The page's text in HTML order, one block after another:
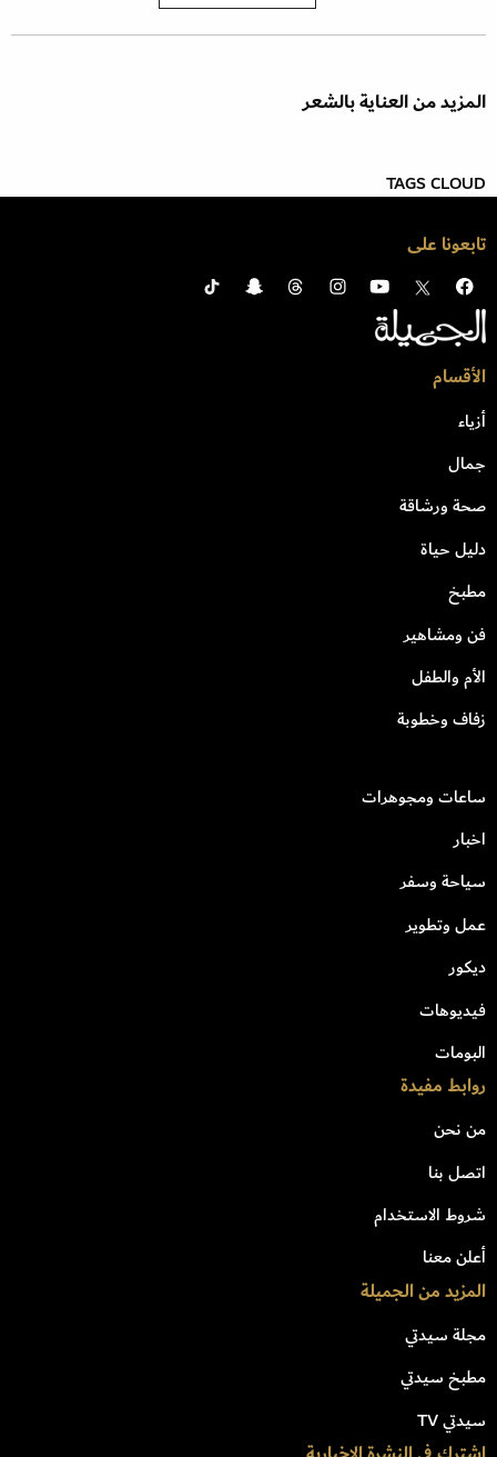
المزيد من العناية بالشعر
TAGS CLOUD
تابعونا على
الأقسام
أزياء
جمال
صحة ورشاقة
دليل حياة
مطبخ
فن ومشاهير
الأم والطفل
زفاف وخطوبة
ساعات ومجوهرات
اخبار
سياحة وسفر
عمل وتطوير
ديكور
فيديوهات
البومات
روابط مفيدة
من نحن
اتصل بنا
شروط الاستخدام
أعلن معنا
المزيد من الجميلة
مجلة سيدتي
مطبخ سيدتي
سيدتي TV